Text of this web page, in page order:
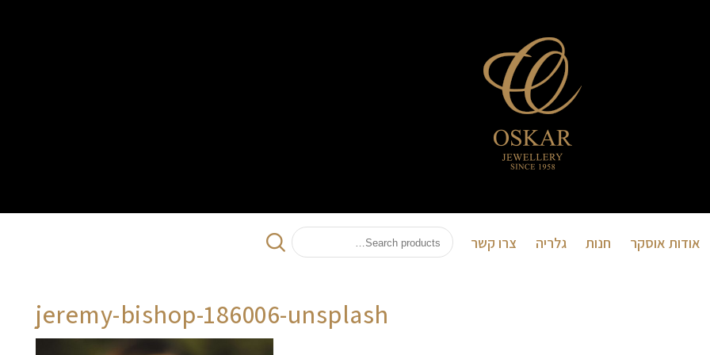
תכשיטים
אודות אוסקר חנות גלריה צרו קשר
jeremy-bishop-186006-unsplash